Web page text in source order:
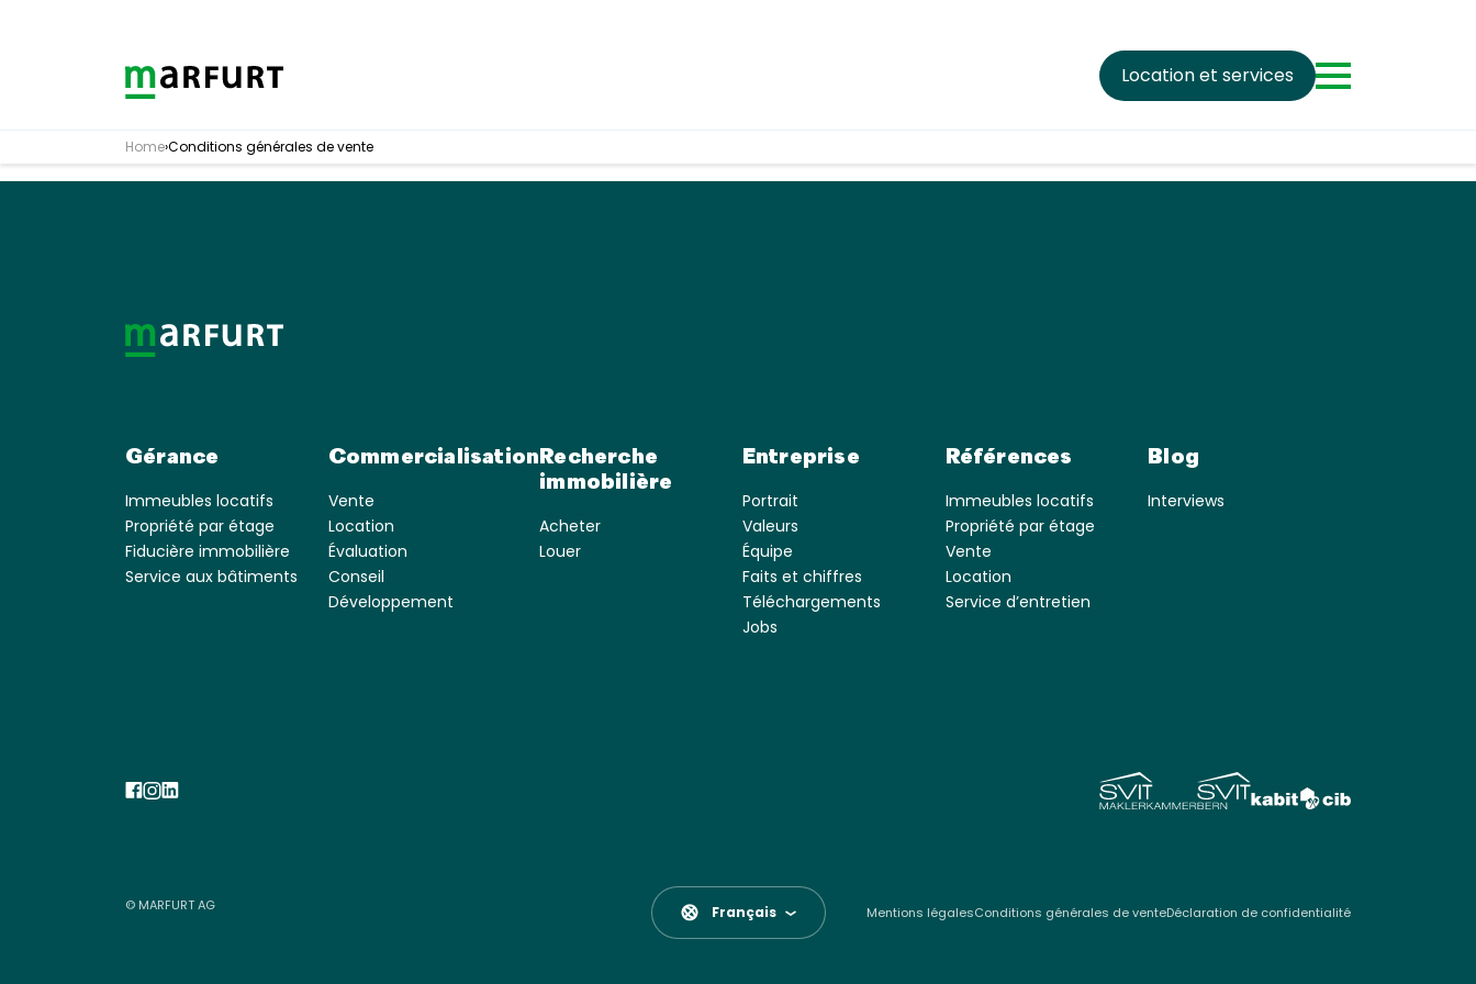
Location et services
Home›Conditions générales de vente
Gérance
Immeubles locatifs
Propriété par étage
Fiducière immobilière
Service aux bâtiments
Commercialisation
Vente
Location
Évaluation
Conseil
Développement
Recherche
immobilière
Acheter
Louer
Entreprise
Portrait
Valeurs
Équipe
Faits et chiffres
Téléchargements
Jobs
Références
Immeubles locatifs
Propriété par étage
Vente
Location
Service d’entretien
Blog
Interviews
© MARFURT AG Français Mentions légalesConditions générales de venteDéclaration de confidentialité